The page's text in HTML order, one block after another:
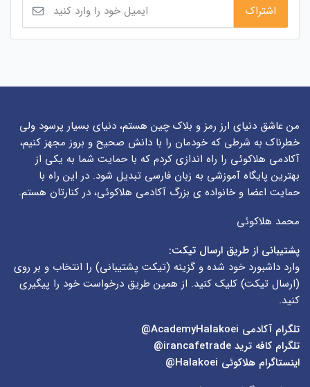
من عاشق دنیای ارز رمز و بلاک چین هستم، دنیای بسیار پرسود ولی
خطرناک به شرطی که خودمان را با دانش صحیح و بروز مجهز کنیم،
آکادمی هلاکوئی را راه اندازی کردم که با حمایت شما به یکی از
بهترین پایگاه آموزشی به زبان فارسی تبدیل شود. در این راه با
حمایت اعضا و خانواده ی بزرگ آکادمی هلاکوئی، در کنارتان هستم.
محمد هلاکوئی
پشتیبانی از طریق ارسال تیکت:
وارد داشبورد خود شده و گزینه (تیکت پشتیبانی) را انتخاب و بر روی
(ارسال تیکت) کلیک کنید. از همین طریق درخواست خود را پیگیری
کنید.
تلگرام آکادمی
تلگرام کافه ترید irancafetrade@
اینستاگرام هلاکوئی Halakoei@